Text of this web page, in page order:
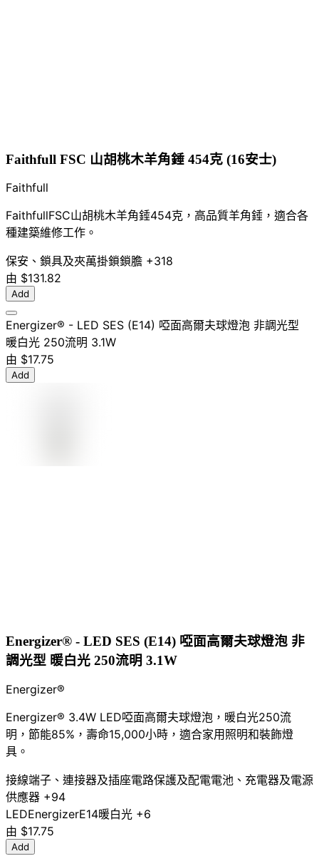
Faithfull FSC 山胡桃木羊角錘 454克 (16安士)
Faithfull
FaithfullFSC山胡桃木羊角錘454克，高品質羊角錘，適合各
種建築維修工作。
保安、鎖具及夾萬掛鎖鎖膽 +318
由 $131.82
Add
Energizer® - LED SES (E14) 啞面高爾夫球燈泡 非調光型
暖白光 250流明 3.1W
由 $17.75
Add
Energizer® - LED SES (E14) 啞面高爾夫球燈泡 非
調光型 暖白光 250流明 3.1W
Energizer®
Energizer® 3.4W LED啞面高爾夫球燈泡，暖白光250流
明，節能85%，壽命15,000小時，適合家用照明和裝飾燈
具。
接線端子、連接器及插座電路保護及配電電池、充電器及電源
供應器 +94
LEDEnergizerE14暖白光 +6
由 $17.75
Add